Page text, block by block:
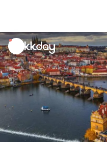
unread
notifications